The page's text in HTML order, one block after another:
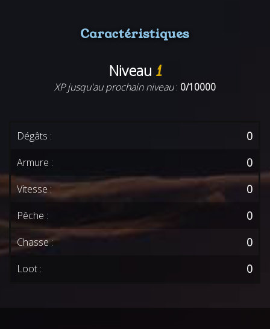
Caractéristiques
Niveau 1
XP jusqu'au prochain niveau: 0/10000
Dégâts : 0
Armure : 0
Vitesse : 0
Pêche : 0
Chasse : 0
Loot : 0